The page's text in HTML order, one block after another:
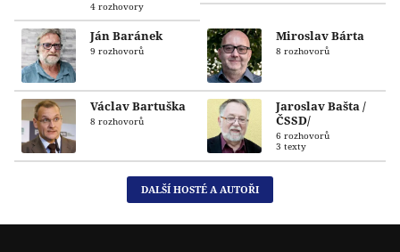
4 rozhovory
Ján Baránek
9 rozhovorů
Miroslav Bárta
8 rozhovorů
Václav Bartuška
8 rozhovorů
Jaroslav Bašta /
ČSSD/
6 rozhovorů
3 texty
DALŠÍ HOSTÉ A AUTOŘI